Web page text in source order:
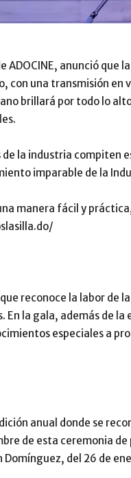
anunció que
con una transmisión en
brillará por todo lo
la industria compiten
imparable de la
manera fácil y
reconoce la labor de
En la gala, además de
especiales a
anual donde se
de esta ceremonia
Domínguez, del 26 de